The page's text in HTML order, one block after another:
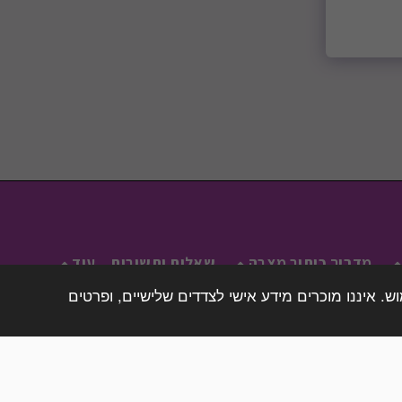
איננו מוכרים מידע אישי לצדדים שלישיים, ופרטים
מדריך כיתוב מצבה שאלות ותשובות
עוד